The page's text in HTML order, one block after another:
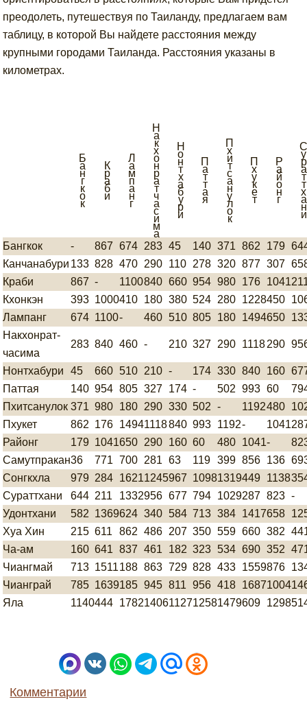
преодолеть, путешествуя по Таиланду, предлагаем вам
таблицу, в которой Вы найдете расстояния между
крупными городами Таиланда. Расстояния указаны в
километрах.
Б
а
н
г
к
о
к
К
р
а
б
и
Л
а
м
п
а
н
г
Н
а
к
х
о
н
р
а
т
ч
а
с
и
м
а
Н
о
н
т
х
а
б
у
р
и
П
а
т
т
а
я
П
х
и
т
с
а
н
у
л
о
к
П
х
у
к
е
т
Р
а
й
о
н
г
у
р
а
т
т
х
а
н
и
Бангкок - 867 674 283 45 140 371 862 179
Канчанабури 133 828 470 290 110 278 320 877 307
Краби
867 - 1100840 660 954 980 176 1041
Кхонкэн
393 1000410 180 380 524 280 1228450
Лампанг
674 1100- 460 510 805 180 1494650
Накхонрат-
часима
283 840 460 - 210 327 290 1118290
Нонтхабури 45 660 510 210 - 174 330 840 160
Паттая
140 954 805 327 174 - 502 993 60
Пхитсанулок 371 980 180 290 330 502 - 1192480
Пхукет
862 176 14941118840 993 1192- 1041
Районг
179 1041650 290 160 60 480 1041-
Самутпракан36 771 700 281 63 119 399 856 136
Сонгкхла
979 284 16211245967 10981319449 1138
Сураттхани
644 211 1332956 677 794 1029287 823 -
Удонтхани
582 1369624 340 584 713 384 1417658
Хуа Хин
215 611 862 486 207 350 559 660 382
Ча-ам
160 641 837 461 182 323 534 690 352
Чиангмай
713 1511188 863 729 828 433 1559876
Чианграй
785 1639185 945 811 956 418 16871004
Яла
1140444 17821406112712581479609 1298
Комментарии